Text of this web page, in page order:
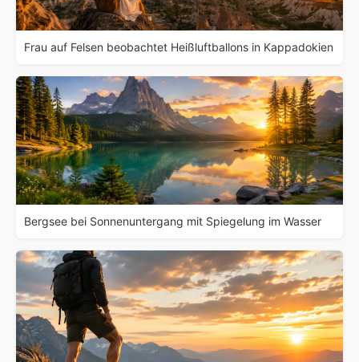
Frau auf Felsen beobachtet Heißluftballons in Kappadokien
Bergsee bei Sonnenuntergang mit Spiegelung im Wasser